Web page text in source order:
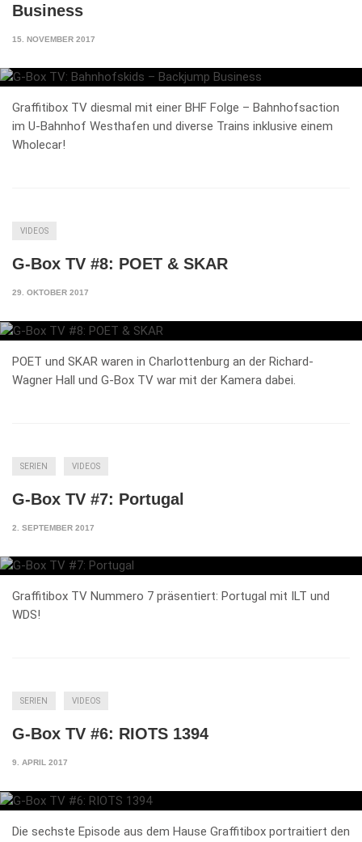
Business
15. NOVEMBER 2017
Graffitibox TV diesmal mit einer BHF Folge – Bahnhofsaction
im U-Bahnhof Westhafen und diverse Trains inklusive einem
Wholecar!
VIDEOS
G-Box TV #8: POET & SKAR
29. OKTOBER 2017
POET und SKAR waren in Charlottenburg an der Richard-
Wagner Hall und G-Box TV war mit der Kamera dabei.
SERIEN VIDEOS
G-Box TV #7: Portugal
2. SEPTEMBER 2017
Graffitibox TV Nummero 7 präsentiert: Portugal mit ILT und
WDS!
SERIEN VIDEOS
G-Box TV #6: RIOTS 1394
9. APRIL 2017
Die sechste Episode aus dem Hause Graffitibox portraitiert den